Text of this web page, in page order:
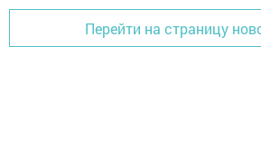
Перейти на страницу